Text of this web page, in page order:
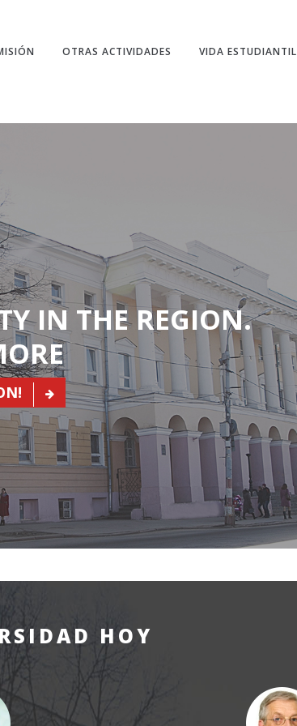
OTRAS ACTIVIDADES VIDA ESTUDIANTIL
IN THE REGION.
HOY